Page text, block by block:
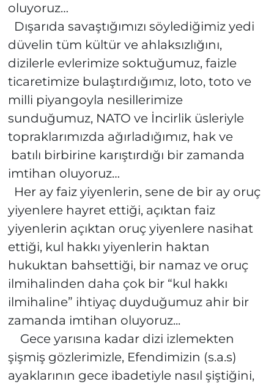
oluyoruz…
Dışarıda savaştığımızı söylediğimiz yedi
düvelin tüm kültür ve ahlaksızlığını,
dizilerle evlerimize soktuğumuz, faizle
ticaretimize bulaştırdığımız, loto, toto ve
milli piyangoyla nesillerimize
sunduğumuz, NATO ve İncirlik üsleriyle
topraklarımızda ağırladığımız, hak ve
batılı birbirine karıştırdığı bir zamanda
imtihan oluyoruz…
Her ay faiz yiyenlerin, sene de bir ay oruç
yiyenlere hayret ettiği, açıktan faiz
yiyenlerin açıktan oruç yiyenlere nasihat
ettiği, kul hakkı yiyenlerin haktan
hukuktan bahsettiği, bir namaz ve oruç
ilmihalinden daha çok bir “kul hakkı
ilmihaline” ihtiyaç duyduğumuz ahir bir
zamanda imtihan oluyoruz...
Gece yarısına kadar dizi izlemekten
şişmiş gözlerimizle, Efendimizin (s.a.s)
ayaklarının gece ibadetiyle nasıl şiştiğini,